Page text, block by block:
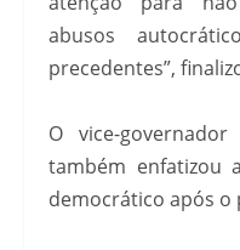
abusos
precedentes”,
O vice-
também enfatizou
democrático após o